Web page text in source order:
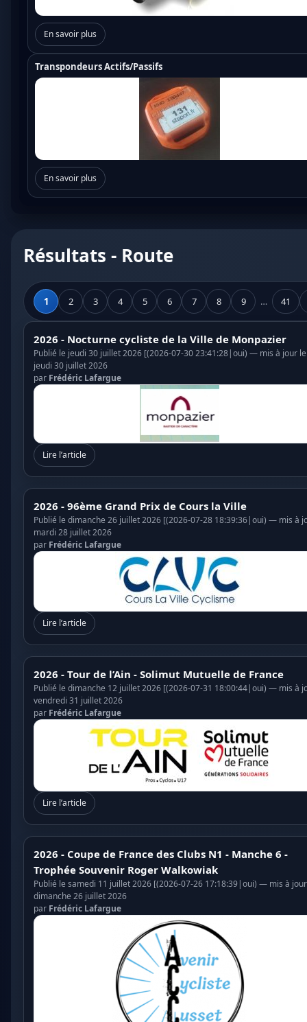
En savoir plus
Transpondeurs Actifs/Passifs
En savoir plus
Résultats - Route
1 2 3 4 5 6 7 8 9 … 41
2026 - Nocturne cycliste de la Ville de Monpazier
Publié le jeudi 30 juillet 2026 [(2026-07-30 23:41:28|oui) — mis à jour le
jeudi 30 juillet 2026
par Frédéric Lafargue
Lire l’article
2026 - 96ème Grand Prix de Cours la Ville
Publié le dimanche 26 juillet 2026 [(2026-07-28 18:39:36|oui) — mis à
mardi 28 juillet 2026
par Frédéric Lafargue
Lire l’article
2026 - Tour de l’Ain - Solimut Mutuelle de France
Publié le dimanche 12 juillet 2026 [(2026-07-31 18:00:44|oui) — mis à
vendredi 31 juillet 2026
par Frédéric Lafargue
Lire l’article
2026 - Coupe de France des Clubs N1 - Manche 6 -
Trophée Souvenir Roger Walkowiak
Publié le samedi 11 juillet 2026 [(2026-07-26 17:18:39|oui) — mis à
dimanche 26 juillet 2026
par Frédéric Lafargue